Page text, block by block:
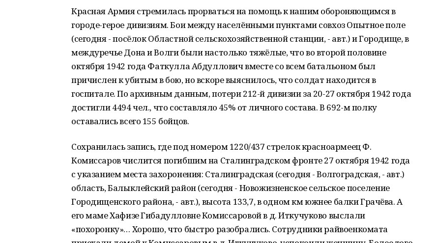
Красная Армия стремилась прорваться на помощь к нашим обороняющимся в
городе-герое дивизиям. Бои между населёнными пунктами совхоз Опытное поле
(сегодня - посёлок Областной сельскохозяйственной станции, - авт.) и Городище, в
междуречье Дона и Волги были настолько тяжёлые, что во второй половине
октября 1942 года Фаткулла Абдуллович вместе со всем батальоном был
причислен к убитым в бою, но вскоре выяснилось, что солдат находится в
госпитале. По архивным данным, потери 212-й дивизии за 20-27 октября 1942 года
достигли 4494 чел., что составляло 45% от личного состава. В 692-м полку
оставались всего 155 бойцов.
Сохранилась запись, где под номером 1220/437 стрелок красноармеец Ф.
Комиссаров числится погибшим на Сталинградском фронте 27 октября 1942 года
с указанием места захоронения: Сталинградская (сегодня - Волгоградская, - авт.)
область, Балыклейский район (сегодня - Новожизненское сельское поселение
Городищенского района, - авт.), высота 133,7, в одном км южнее балки Грачёва. А
его маме Хафизе Гибадулловне Комиссаровой в д. Иткучуково выслали
«похоронку»… Хорошо, что быстро разобрались. Сотрудники райвоенкомата